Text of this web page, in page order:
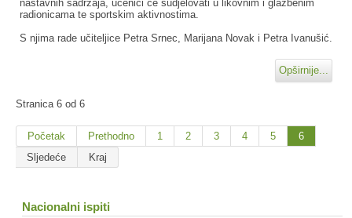
nastavnih sadržaja, učenici će sudjelovati u likovnim i glazbenim
radionicama te sportskim aktivnostima.
S njima rade učiteljice Petra Srnec, Marijana Novak i Petra Ivanušić.
Opširnije...
Stranica 6 od 6
Početak Prethodno 1 2 3 4 5
6
Sljedeće
Kraj
Nacionalni ispiti